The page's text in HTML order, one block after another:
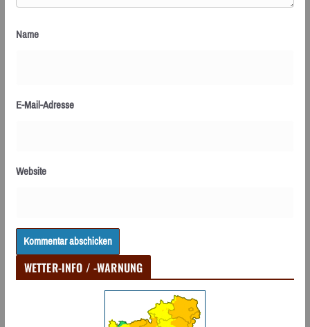
Name
E-Mail-Adresse
Website
WETTER-INFO / -WARNUNG